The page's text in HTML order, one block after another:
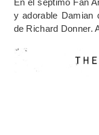
y adorable Damian
de Richard Donner.